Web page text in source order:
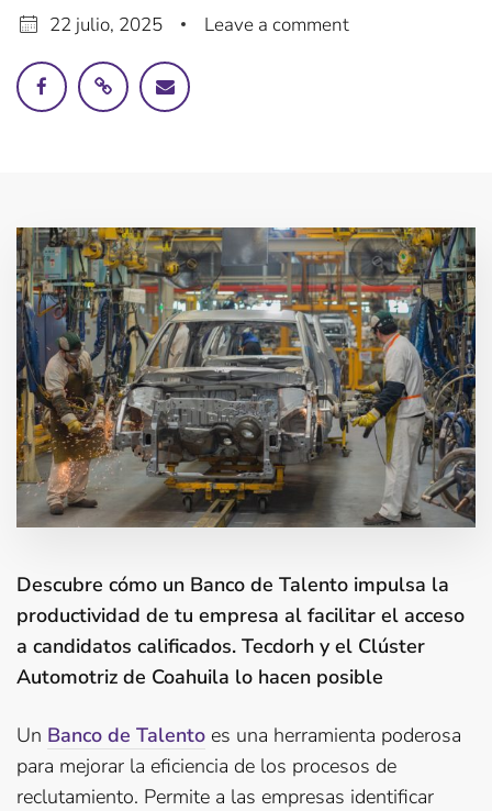
22 julio, 2025 Leave a comment
Descubre cómo un Banco de Talento impulsa la
productividad de tu empresa al facilitar el acceso
a candidatos calificados. Tecdorh y el Clúster
Automotriz de Coahuila lo hacen posible
Un Banco de Talento es una herramienta poderosa
para mejorar la eficiencia de los procesos de
reclutamiento. Permite a las empresas identificar